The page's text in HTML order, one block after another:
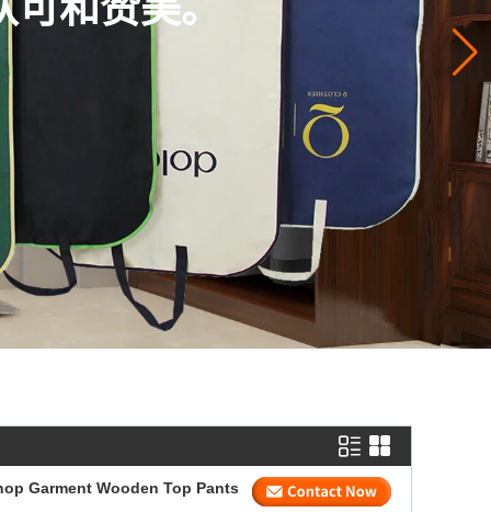
Garment Wooden Top Pants